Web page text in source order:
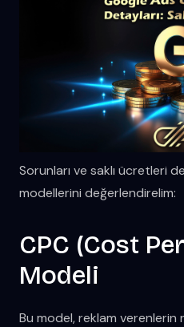
Sorunları ve saklı ücretleri
modellerini değerlendirelim:
CPC (Cost
Modeli
Bu model, reklam verenlerin